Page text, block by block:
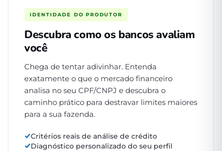
IDENTIDADE DO PRODUTOR
Descubra como os bancos avaliam
você
Chega de tentar adivinhar. Entenda
exatamente o que o mercado financeiro
analisa no seu CPF/CNPJ e descubra o
caminho prático para destravar limites maiores
para a sua fazenda.
Critérios reais de análise de crédito
Diagnóstico personalizado do seu perfil